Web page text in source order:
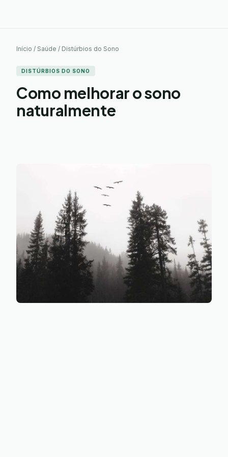
Início / Saúde / Distúrbios do Sono
DISTÚRBIOS DO SONO
Como melhorar o sono
naturalmente